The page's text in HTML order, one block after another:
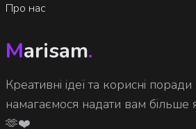
Marisam.
Креативні ідеї та корисні
намагаємося надати вам
🫶❤️
Про нас